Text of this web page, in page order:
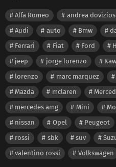
Alfa Romeo andrea
Audi
auto Bmw
Ferrari
Fiat Ford
jeep
jorge lorenzo
lorenzo
marc marquez
Mazda
mclaren
mercedes amg
Mini
nissan
Opel Peugeot
rossi
sbk suv
valentino rossi
Volkswagen